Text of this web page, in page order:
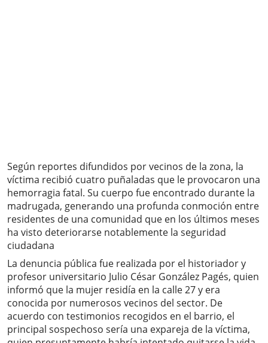
Según reportes difundidos por vecinos de la zona, la
víctima recibió cuatro puñaladas que le provocaron una
hemorragia fatal. Su cuerpo fue encontrado durante la
madrugada, generando una profunda conmoción entre
residentes de una comunidad que en los últimos meses
ha visto deteriorarse notablemente la seguridad
ciudadana
La denuncia pública fue realizada por el historiador y
profesor universitario Julio César González Pagés, quien
informó que la mujer residía en la calle 27 y era
conocida por numerosos vecinos del sector. De
acuerdo con testimonios recogidos en el barrio, el
principal sospechoso sería una expareja de la víctima,